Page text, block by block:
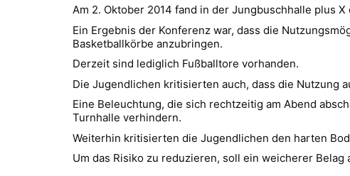
Am 2. Oktober 2014 fand in der Jungbuschhalle plus
Ein Ergebnis der Konferenz war, dass die
Basketballkörbe anzubringen.
Derzeit sind lediglich Fußballtore vorhanden.
Die Jugendlichen kritisierten auch, dass die Nutzung
Eine Beleuchtung, die sich rechtzeitig am Abend
Turnhalle verhindern.
Weiterhin kritisierten die Jugendlichen den harten
Um das Risiko zu reduzieren, soll ein weicherer Belag